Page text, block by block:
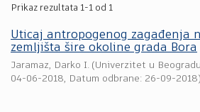
Prikaz rezultata 1-1 od 1
Uticaj antropogenog zagađenja
zemljišta šire okoline grada Bora
Jaramaz, Darko I. (Univerzitet u
04-06-2018, Datum odbrane: 26-09-2018)